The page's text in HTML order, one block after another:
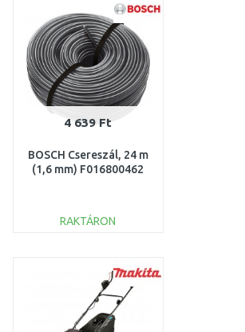
Összehasonlítás
4 639 Ft
BOSCH Csereszál, 24 m
(1,6 mm) F016800462
RAKTÁRON
Összehasonlítás